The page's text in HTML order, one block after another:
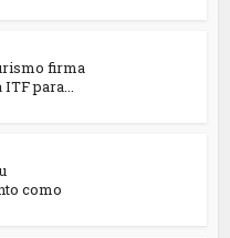
firma
para...
como